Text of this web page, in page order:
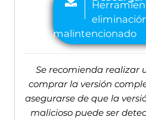
Se recomienda realizar
comprar la versión
asegurarse de que la
malicioso puede ser